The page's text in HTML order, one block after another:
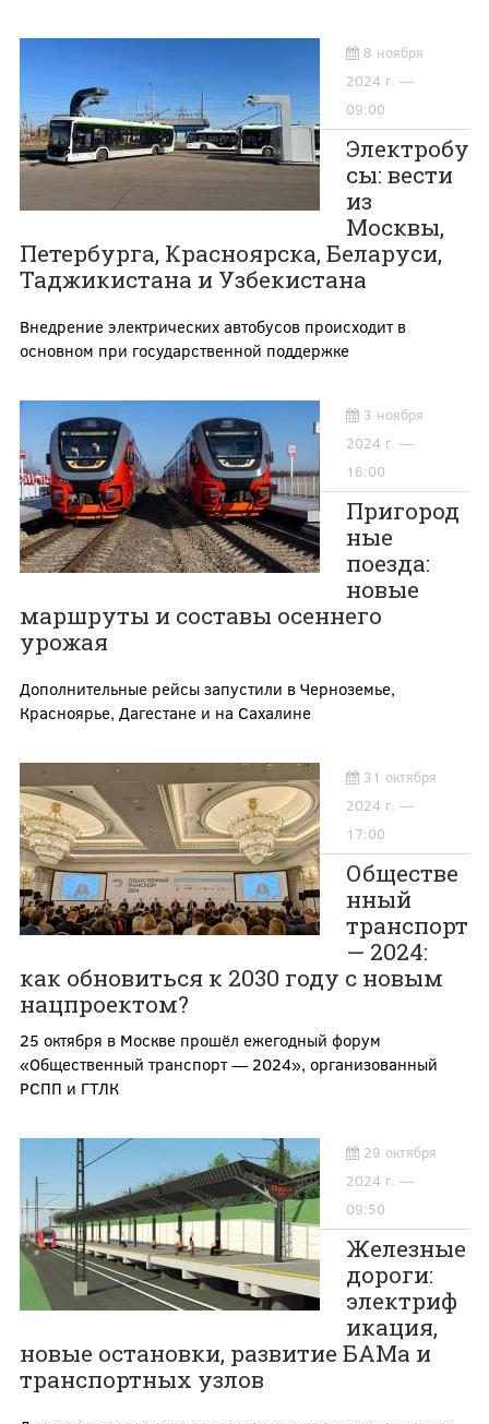
8 ноября
2024 г. —
09:00
Электробу
сы: вести
из
Москвы,
Петербурга, Красноярска, Беларуси,
Таджикистана и Узбекистана
Внедрение электрических автобусов происходит в
основном при государственной поддержке
3 ноября
2024 г. —
16:00
Пригород
ные
поезда:
новые
маршруты и составы осеннего
урожая
Дополнительные рейсы запустили в Черноземье,
Красноярье, Дагестане и на Сахалине
31 октября
2024 г. —
17:00
Обществе
нный
транспорт
— 2024:
как обновиться к 2030 году с новым
нацпроектом?
25 октября в Москве прошёл ежегодный форум
«Общественный транспорт — 2024», организованный
РСПП и ГТЛК
29 октября
2024 г. —
09:50
Железные
дороги:
электриф
икация,
новые остановки, развитие БАМа и
транспортных узлов